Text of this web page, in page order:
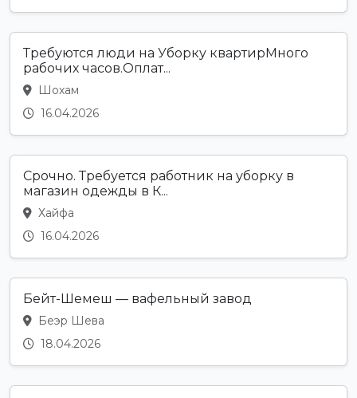
Требуются люди на Уборку квартирМного
рабочих часов.Оплат...
Шохам
16.04.2026
Срочно. Требуется работник на уборку в
магазин одежды в К...
Хайфа
16.04.2026
Бейт-Шемеш — вафельный завод
Беэр Шева
18.04.2026